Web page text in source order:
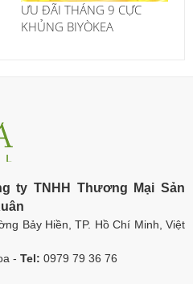
ƯU ĐÃI THÁNG 9 CỰC
KHỦNG BIYÒKEA
ty TNHH Thương Mại Sản
Bảy Hiền, TP. Hồ Chí Minh, Việt
- Tel: 0979 79 36 76